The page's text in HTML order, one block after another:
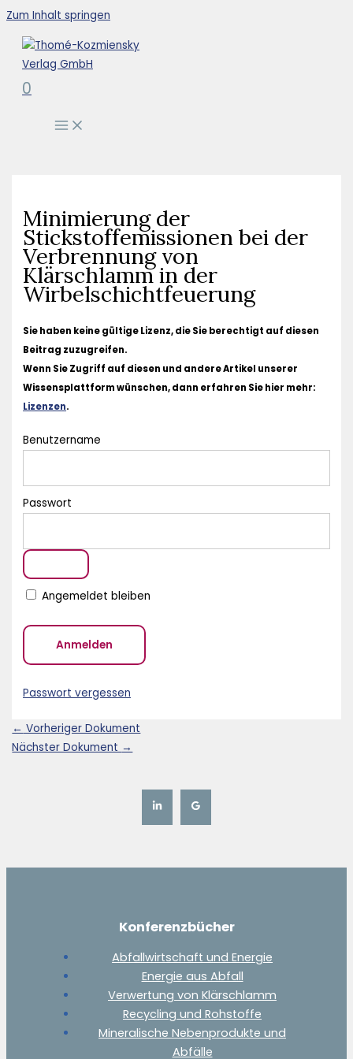
Zum Inhalt springen
0
Minimierung der
Stickstoffemissionen bei der
Verbrennung von
Klärschlamm in der
Wirbelschichtfeuerung
Sie haben keine gültige Lizenz, die Sie berechtigt auf diesen
Beitrag zuzugreifen.
Wenn Sie Zugriff auf diesen und andere Artikel unserer
Wissensplattform wünschen, dann erfahren Sie hier mehr:
Lizenzen.
Benutzername
Passwort
Angemeldet bleiben
Passwort vergessen
← Vorheriger Dokument
Nächster Dokument →
Konferenzbücher
Abfallwirtschaft und Energie
Energie aus Abfall
Verwertung von Klärschlamm
Recycling und Rohstoffe
Mineralische Nebenprodukte und
Abfälle